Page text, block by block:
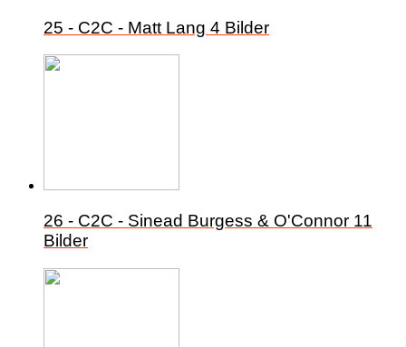
25 - C2C - Matt Lang 4 Bilder
26 - C2C - Sinead Burgess & O'Connor 11
Bilder